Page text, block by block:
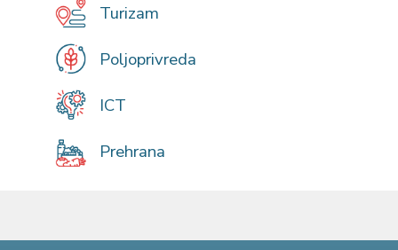
Turizam
Poljoprivreda
ICT
Prehrana